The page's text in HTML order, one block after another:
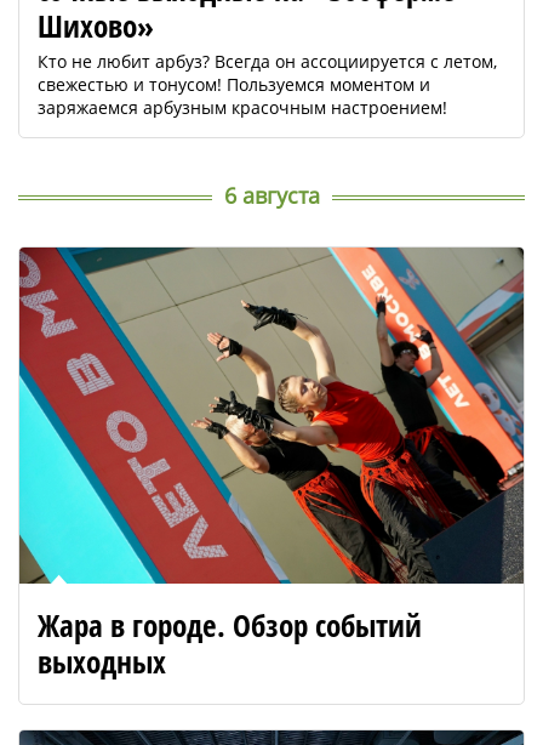
Шихово»
Кто не любит арбуз? Всегда он ассоциируется с летом,
свежестью и тонусом! Пользуемся моментом и
заряжаемся арбузным красочным настроением!
6 августа
Жара в городе. Обзор событий
выходных